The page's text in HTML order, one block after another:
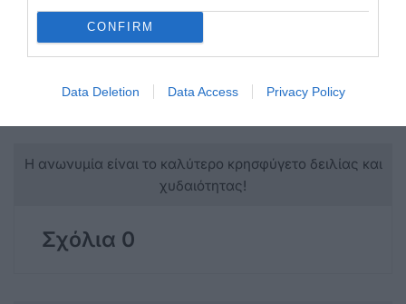
CONFIRM
Data Deletion Data Access Privacy Policy
Η ανωνυμία είναι το καλύτερο κρησφύγετο δειλίας και
χυδαιότητας!
Σχόλια 0